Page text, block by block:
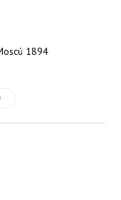
1894